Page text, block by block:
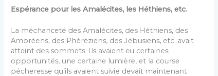
Espérance pour les Amalécites, les Héthiens, etc.
La méchanceté des Amalécites, des Héthiens, des
Amoréens, des Phéréziens, des Jébusiens, etc. avait
atteint des sommets. Ils avaient eu certaines
opportunités, une certaine lumière, et la course
pécheresse qu’ils avaient suivie devait maintenant